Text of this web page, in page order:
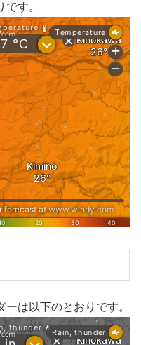
す。
は以下のとおりです。